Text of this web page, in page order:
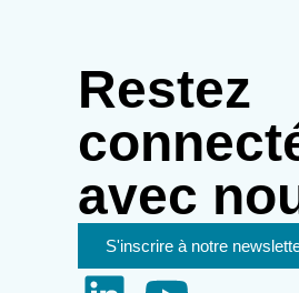
Restez
avec
S'inscrire à notre